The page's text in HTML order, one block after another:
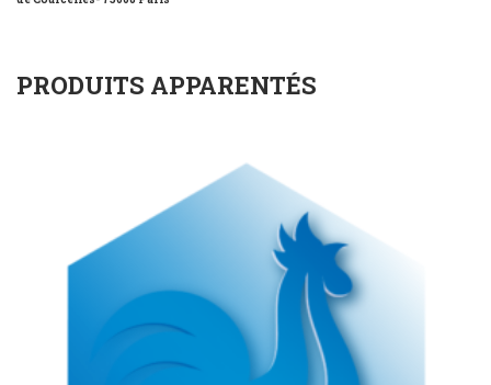
PRODUITS APPARENTÉS